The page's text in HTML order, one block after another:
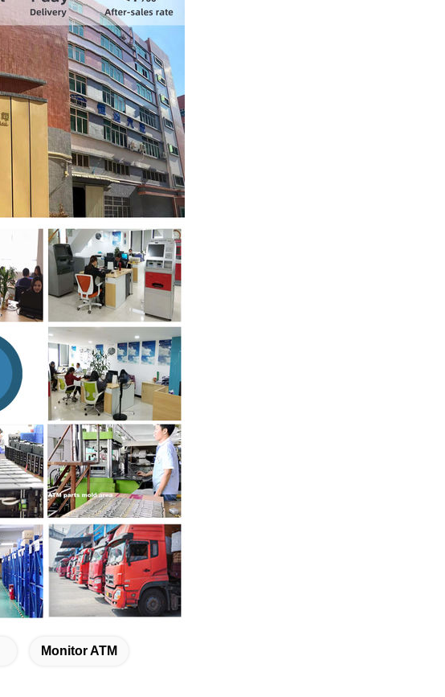
Monitor ATM